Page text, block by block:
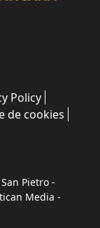
Policy
de cookies
Pietro -
Media -